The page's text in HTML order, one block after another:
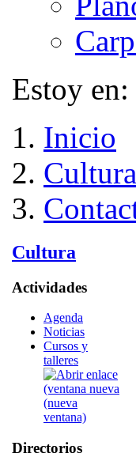
Estoy en:
Inicio
Cultura
Cultura
Actividades
Agenda
Noticias
Cursos y
talleres
Directorios